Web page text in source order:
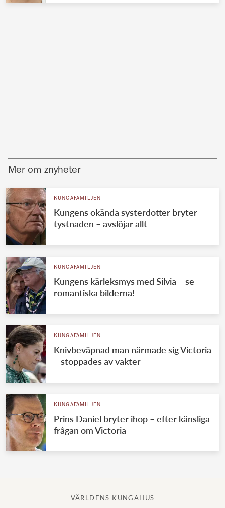
Mer om znyheter
KUNGAFAMILJEN
Kungens okända systerdotter bryter
tystnaden – avslöjar allt
KUNGAFAMILJEN
Kungens kärleksmys med Silvia – se
romantiska bilderna!
KUNGAFAMILJEN
Knivbeväpnad man närmade sig Victoria
– stoppades av vakter
KUNGAFAMILJEN
Prins Daniel bryter ihop – efter känsliga
frågan om Victoria
VÄRLDENS KUNGAHUS